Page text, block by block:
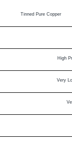
Tinned Pure Copper
High
Very